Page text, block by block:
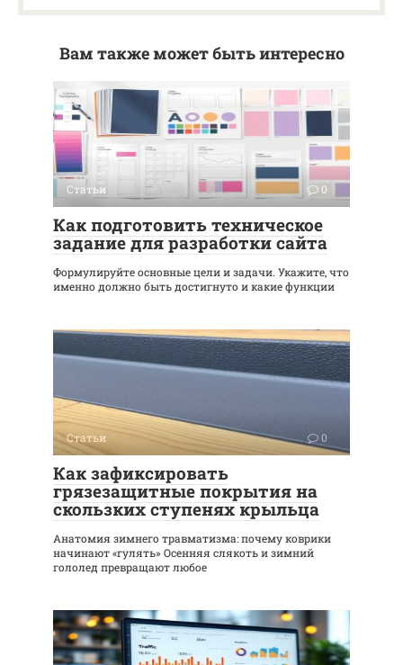
Вам также может быть интересно
Статьи 0
Как подготовить техническое
задание для разработки сайта
Формулируйте основные цели и задачи. Укажите, что
именно должно быть достигнуто и какие функции
Статьи 0
Как зафиксировать
грязезащитные покрытия на
скользких ступенях крыльца
Анатомия зимнего травматизма: почему коврики
начинают «гулять» Осенняя слякоть и зимний
гололед превращают любое